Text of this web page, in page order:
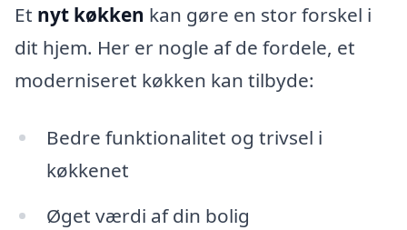
Et nyt køkken kan gøre en stor forskel i
dit hjem. Her er nogle af de fordele, et
moderniseret køkken kan tilbyde:
Bedre funktionalitet og trivsel i
køkkenet
Øget værdi af din bolig